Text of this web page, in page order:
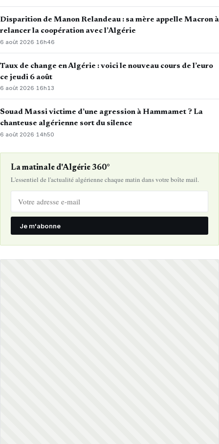
Disparition de Manon Relandeau : sa mère appelle Macron à
relancer la coopération avec l’Algérie
6 août 2026·16h46
Taux de change en Algérie : voici le nouveau cours de l’euro
ce jeudi 6 août
6 août 2026·16h13
Souad Massi victime d’une agression à Hammamet ? La
chanteuse algérienne sort du silence
6 août 2026· 14h50
La matinale d'Algérie 360°
L'essentiel de l'actualité algérienne chaque matin dans votre boîte mail.
Je m'abonne